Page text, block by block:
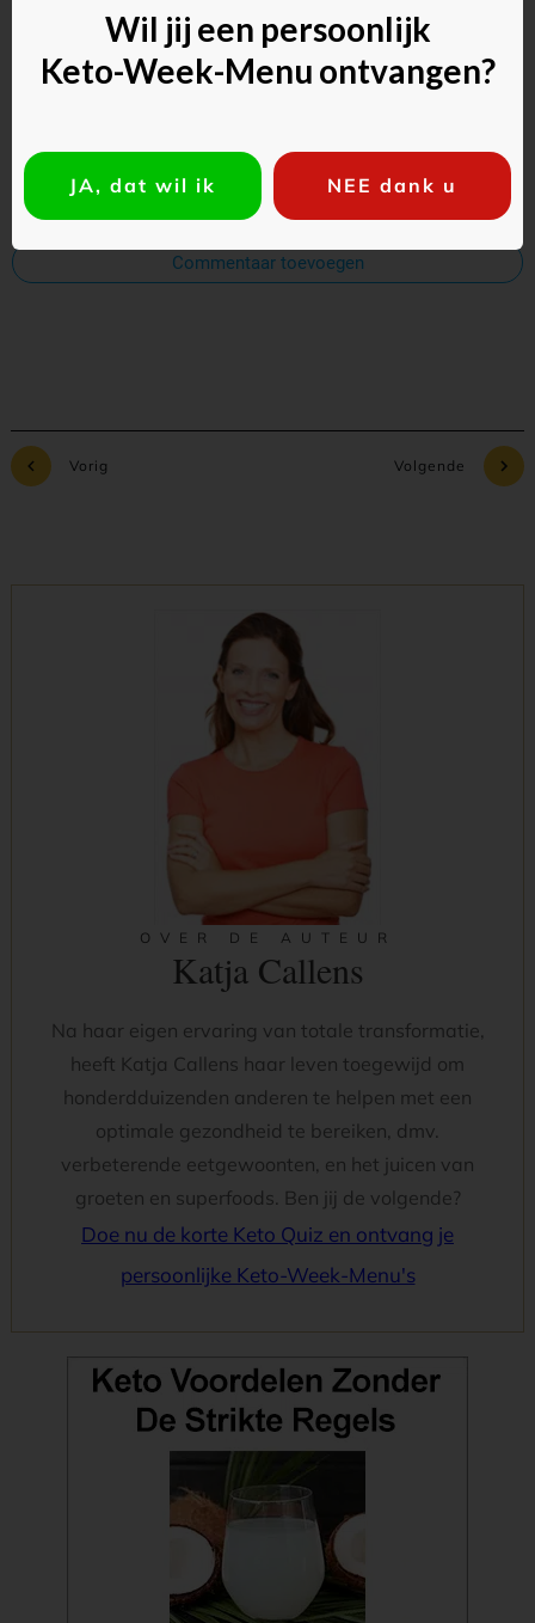
Reageer als gast:
Commentaar toevoegen
Vorig Volgende
OVER DE AUTEUR
Katja Callens
Na haar eigen ervaring van totale transformatie,
heeft Katja Callens haar leven toegewijd om
honderdduizenden anderen te helpen met een
optimale gezondheid te bereiken, dmv.
verbeterende eetgewoonten, en het juicen van
groeten en superfoods. Ben jij de volgende?
Doe nu de korte Keto Quiz en ontvang je
persoonlijke Keto-Week-Menu's
Wil jij een persoonlijk
Keto-Week-Menu ontvangen?
JA, dat wil ik NEE dank u